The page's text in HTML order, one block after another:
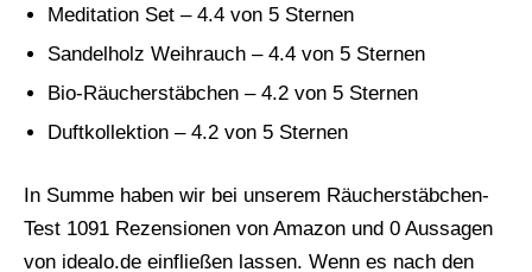
Meditation Set – 4.4 von 5 Sternen
Sandelholz Weihrauch – 4.4 von 5 Sternen
Bio-Räucherstäbchen – 4.2 von 5 Sternen
Duftkollektion – 4.2 von 5 Sternen
In Summe haben wir bei unserem Räucherstäbchen-
Test 1091 Rezensionen von Amazon und 0 Aussagen
von idealo.de einfließen lassen. Wenn es nach den